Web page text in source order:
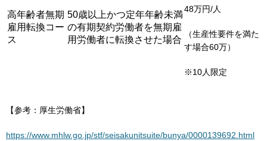
高年齢者無期
雇用転換コー
ス
50歳以上かつ定年年齢未満
の有期契約労働者を無期雇
用労働者に転換させた場合
48万円/人
（生産性要件を満た
す場合60万）
※10人限定
【参考：厚生労働省】
https://www.mhlw.go.jp/stf/seisakunitsuite/bunya/0000139692.html